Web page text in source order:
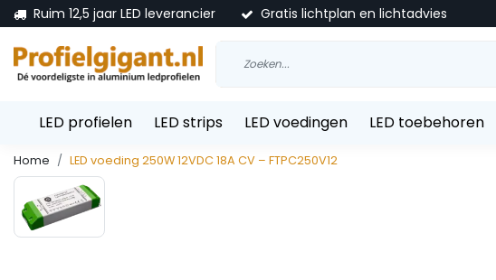
Ruim 12,5 jaar LED leverancier Gratis lichtplan en lichtadvies
LED profielen LED strips LED voedingen LED toebehoren
Home LED voeding 250W 12VDC 18A CV – FTPC250V12